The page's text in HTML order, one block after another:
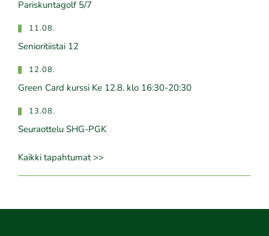
Pariskuntagolf 5/7
11.08.
Senioritiistai 12
12.08.
Green Card kurssi Ke 12.8. klo 16:30-20:30
13.08.
Seuraottelu SHG-PGK
Kaikki tapahtumat >>